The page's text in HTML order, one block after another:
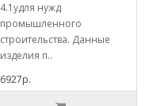
4.1удля нужд
промышленного
строительства. Данные
изделия п..
6927р.